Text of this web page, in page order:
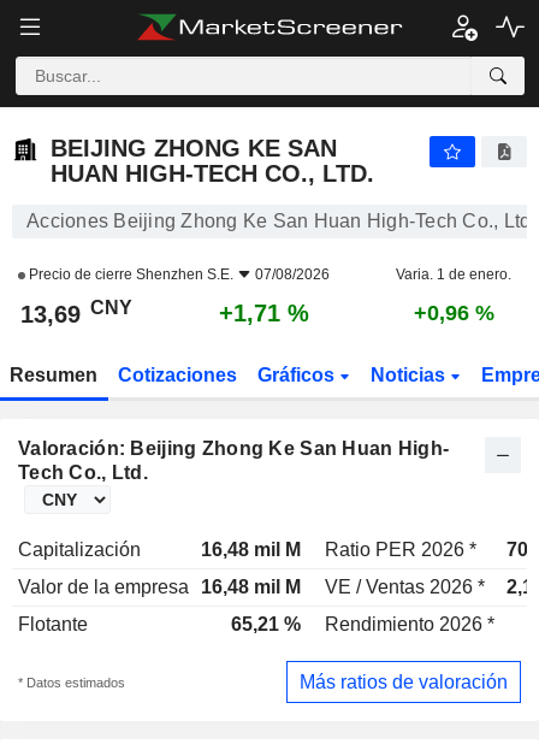
BEIJING ZHONG KE SAN
HUAN HIGH-TECH CO., LTD.
Acciones Beijing Zhong Ke San Huan High-Tech Co., Ltd.
Precio de cierre Shenzhen S.E. 07/08/2026 Varia. 1 de enero.
13,69 CNY +1,71 % +0,96 %
Resumen Cotizaciones Gráficos Noticias
Valoración: Beijing Zhong Ke San Huan High-
Tech Co., Ltd.
Capitalización 16,48 mil M Ratio PER 2026 *
Valor de la empresa
16,48 mil M VE / Ventas 2026 *
Flotante
65,21 % Rendimiento 2026 *
* Datos estimados Más ratios de valoración